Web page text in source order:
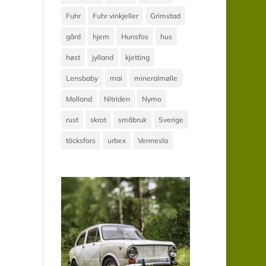
Fuhr Fuhr vinkjeller Grimstad
gård hjem Hunsfos hus
høst jylland kjetting
Lensbaby mai mineralmølle
Molland Nitriden Nymo
rust skrot småbruk Sverige
töcksfors urbex Vennesla